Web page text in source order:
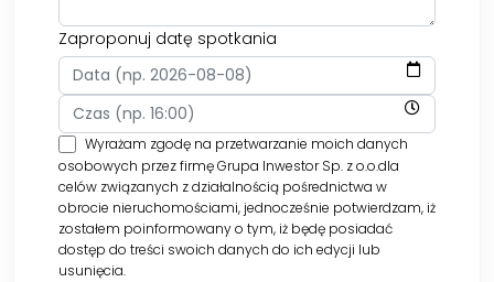
Zaproponuj datę spotkania
Wyrażam zgodę na przetwarzanie moich danych
osobowych przez firmę Grupa Inwestor Sp. z o.o.dla
celów związanych z działalnością pośrednictwa w
obrocie nieruchomościami, jednocześnie potwierdzam, iż
zostałem poinformowany o tym, iż będę posiadać
dostęp do treści swoich danych do ich edycji lub
usunięcia.